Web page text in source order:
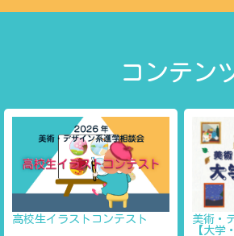
コンテン
高校生イラストコンテスト
美術・
【大学